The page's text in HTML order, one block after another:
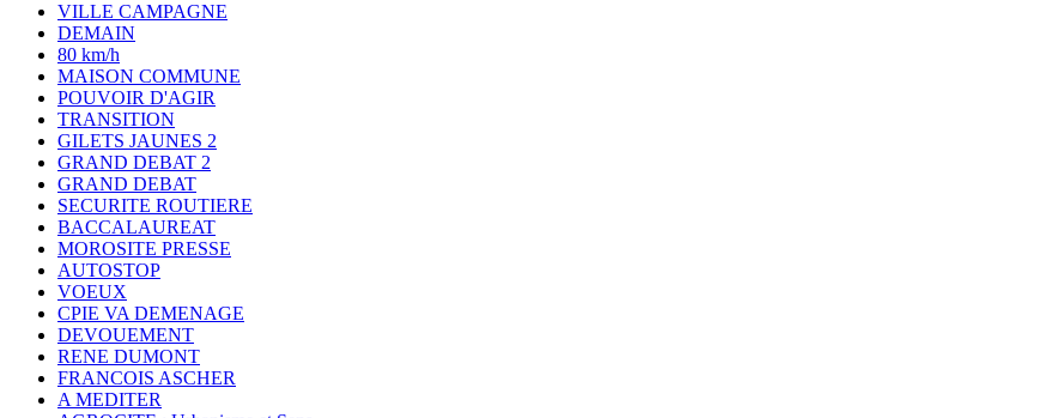
VILLE CAMPAGNE
DEMAIN
80 km/h
MAISON COMMUNE
POUVOIR D'AGIR
TRANSITION
GILETS JAUNES 2
GRAND DEBAT 2
GRAND DEBAT
SECURITE ROUTIERE
BACCALAUREAT
MOROSITE PRESSE
AUTOSTOP
VOEUX
CPIE VA DEMENAGE
DEVOUEMENT
RENE DUMONT
FRANCOIS ASCHER
A MEDITER